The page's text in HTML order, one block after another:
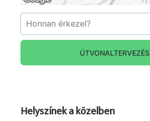
ÚTVONALTERVEZÉS
Helyszínek a közelben